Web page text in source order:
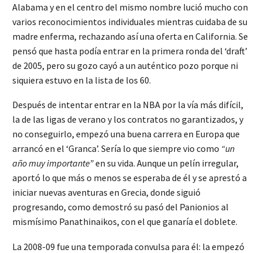
Alabama y en el centro del mismo nombre lució mucho con
varios reconocimientos individuales mientras cuidaba de su
madre enferma, rechazando así una oferta en California. Se
pensó que hasta podía entrar en la primera ronda del ‘draft’
de 2005, pero su gozo cayó a un auténtico pozo porque ni
siquiera estuvo en la lista de los 60.
Después de intentar entrar en la NBA por la vía más difícil,
la de las ligas de verano y los contratos no garantizados, y
no conseguirlo, empezó una buena carrera en Europa que
arrancó en el ‘Granca’. Sería lo que siempre vio como “un
año muy importante”en su vida. Aunque un pelín irregular,
aportó lo que más o menos se esperaba de él y se aprestó a
iniciar nuevas aventuras en Grecia, donde siguió
progresando, como demostró su pasó del Panionios al
mismísimo Panathinaikos, con el que ganaría el doblete.
La 2008-09 fue una temporada convulsa para él: la empezó